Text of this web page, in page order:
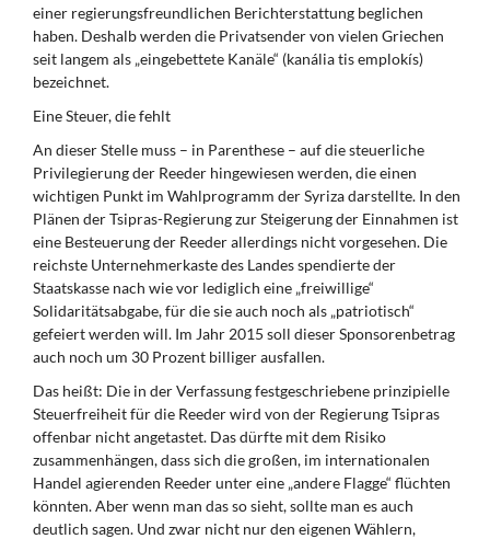
einer regierungsfreundlichen Berichterstattung beglichen
haben. Deshalb werden die Privatsender von vielen Griechen
seit langem als „eingebettete Kanäle“ (kanália tis emplokís)
bezeichnet.
Eine Steuer, die fehlt
An dieser Stelle muss – in Parenthese – auf die steuerliche
Privilegierung der Reeder hingewiesen werden, die einen
wichtigen Punkt im Wahlprogramm der Syriza darstellte. In den
Plänen der Tsipras-Regierung zur Steigerung der Einnahmen ist
eine Besteuerung der Reeder allerdings nicht vorgesehen. Die
reichste Unternehmerkaste des Landes spendierte der
Staatskasse nach wie vor lediglich eine „freiwillige“
Solidaritätsabgabe, für die sie auch noch als „patriotisch“
gefeiert werden will. Im Jahr 2015 soll dieser Sponsorenbetrag
auch noch um 30 Prozent billiger ausfallen.
Das heißt: Die in der Verfassung festgeschriebene prinzipielle
Steuerfreiheit für die Reeder wird von der Regierung Tsipras
offenbar nicht angetastet. Das dürfte mit dem Risiko
zusammenhängen, dass sich die großen, im internationalen
Handel agierenden Reeder unter eine „andere Flagge“ flüchten
könnten. Aber wenn man das so sieht, sollte man es auch
deutlich sagen. Und zwar nicht nur den eigenen Wählern,